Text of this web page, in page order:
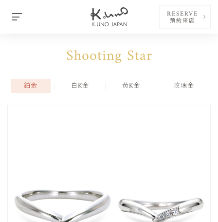
RESERVE
預約來店
Shooting Star
鉑金 白K金 黃K金 玫瑰金